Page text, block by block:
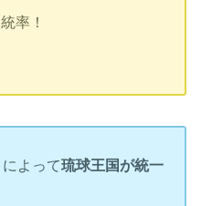
率！
よって琉球王国が統一